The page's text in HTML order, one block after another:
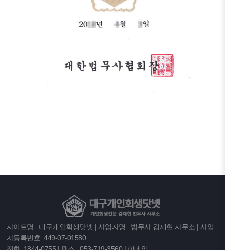
사이트명 : 대구개인회생닷넷 | 사업자명 : 법무사 김재현 사무소 | 사업
자등록번호: 449-07-01580